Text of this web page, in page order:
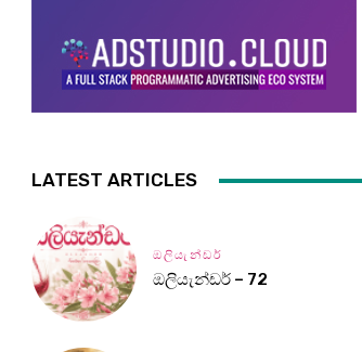
LATEST ARTICLES
ඔලියැන්ඩර්
ඔලියැන්ඩර් – 72